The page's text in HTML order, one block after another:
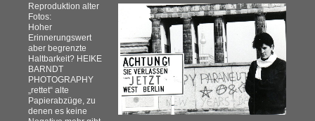
Reproduktion alter
Fotos:
Hoher
Erinnerungswert
aber begrenzte
Haltbarkeit? HEIKE
BARNDT
PHOTOGRAPHY
„rettet“ alte
Papierabzüge, zu
denen es keine